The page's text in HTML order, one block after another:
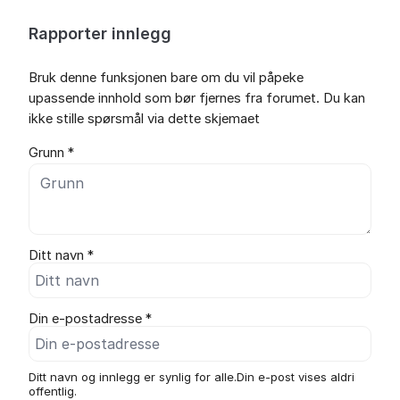
Rapporter innlegg
Bruk denne funksjonen bare om du vil påpeke
upassende innhold som bør fjernes fra forumet. Du kan
ikke stille spørsmål via dette skjemaet
Grunn *
Ditt navn *
Din e-postadresse *
Ditt navn og innlegg er synlig for alle.Din e-post vises aldri
offentlig.